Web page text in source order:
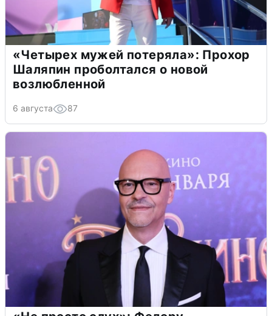
«Четырех мужей потеряла»: Прохор
Шаляпин проболтался о новой
возлюбленной
6 августа 87